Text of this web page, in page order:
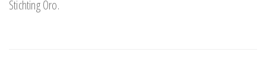
Stichting Oro.